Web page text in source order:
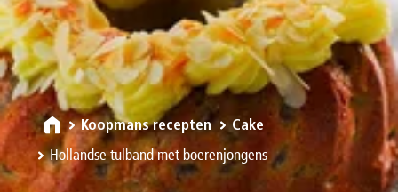
Koopmans recepten Cake
Hollandse tulband met boerenjongens